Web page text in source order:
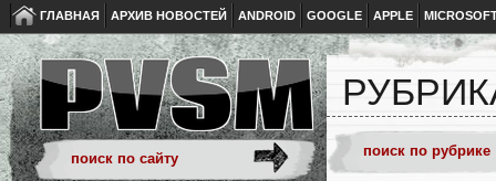
ГЛАВНАЯ АРХИВ НОВОСТЕЙ ANDROID GOOGLE APPLE